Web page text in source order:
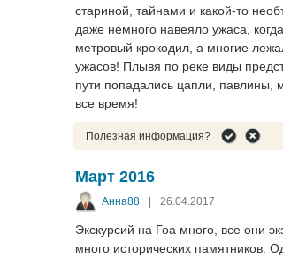
стариной, тайнами и какой-то
даже немного навеяло ужаса,
метровый крокодил, а многие
ужасов! Плывя по реке виды
пути попадались цапли, павлины,
все время!
Полезная информация?
Март 2016
Анна88 | 26.04.2017
Экскурсий на Гоа много, все они
много исторических памятников.